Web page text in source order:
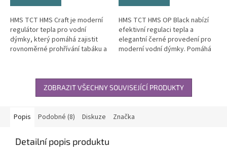
HMS TCT HMS Craft je moderní
regulátor tepla pro vodní
dýmky, který pomáhá zajistit
rovnoměrné prohřívání tabáku a
HMS TCT HMS OP Black nabízí
efektivní regulaci tepla a
elegantní černé provedení pro
moderní vodní dýmky. Pomáhá
celé...
ZOBRAZIT VŠECHNY SOUVISEJÍCÍ PRODUKTY
Popis Podobné (8) Diskuze Značka
Detailní popis produktu